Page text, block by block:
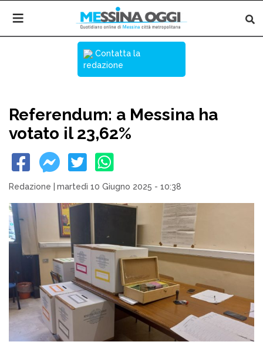
Contatta la
redazione
Referendum: a Messina ha
votato il 23,62%
Redazione martedì 10 Giugno 2025 - 10:38